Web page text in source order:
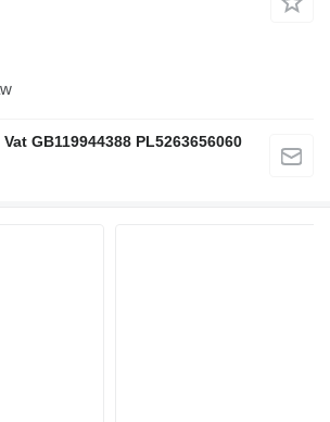
GB119944388 PL5263656060